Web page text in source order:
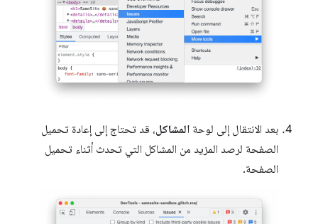
بعد الانتقال إلى لوحة المشاكل، قد تحتاج إلى إعادة تحميل
الصفحة لرصد المزيد من المشاكل التي تحدث أثناء تحميل
الصفحة.